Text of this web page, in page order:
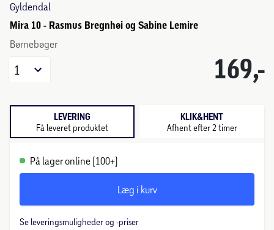
Gyldendal
Mira 10 - Rasmus Bregnhøi og Sabine Lemire
Børnebøger
169,-
1
LEVERING
Få leveret produktet
KLIK&HENT
Afhent efter 2 timer
På lager online (100+)
Læg i kurv
Se leveringsmuligheder og -priser